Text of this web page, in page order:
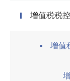
增值税税
增值